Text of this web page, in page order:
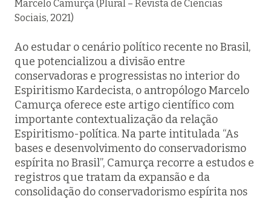
Marcelo Camurça (Plural – Revista de Ciências
Sociais, 2021)
Ao estudar o cenário político recente no Brasil,
que potencializou a divisão entre
conservadoras e progressistas no interior do
Espiritismo Kardecista, o antropólogo Marcelo
Camurça oferece este artigo científico com
importante contextualização da relação
Espiritismo-política. Na parte intitulada “As
bases e desenvolvimento do conservadorismo
espírita no Brasil”, Camurça recorre a estudos e
registros que tratam da expansão e da
consolidação do conservadorismo espírita nos